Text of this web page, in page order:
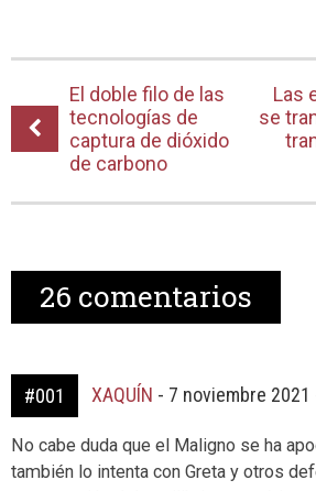
El doble filo de las
tecnologías de
captura de dióxido
de carbono
Las
se
26 comentarios
#001 XAQUÍN - 7 noviembre 2021
No cabe duda que el Maligno se ha
también lo intenta con Greta y otros